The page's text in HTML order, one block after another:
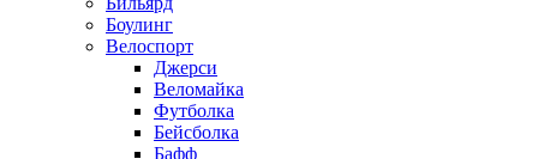
Боулинг
Велоспорт
Джерси
Веломайка
Футболка
Бейсболка
Бафф